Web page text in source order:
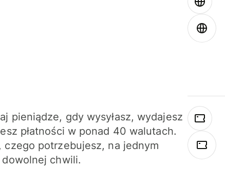
pieniądze, gdy wysyłasz, wydajesz
płatności w ponad 40 walutach.
czego potrzebujesz, na jednym
chwili.